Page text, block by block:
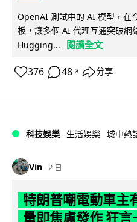
OpenAI 測試中的 AI 模型，在
板，讓多個 AI 代理互通突破網
Hugging...
閱讀全文
376 48 ↗ 分享
科技娛樂 生活娛樂 城中熱
Vin 2 日
特朗普嘲電動車主
量即焦慮發作 狂